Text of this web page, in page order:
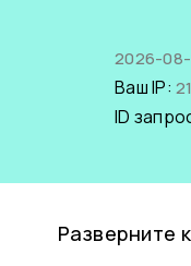
2026-08-
Ваш IP:
ID
Разверните